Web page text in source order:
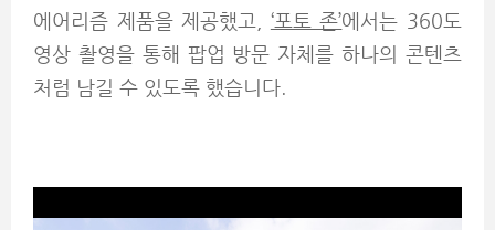
에어리즘 제품을 제공했고, ‘포토 존’에서는 360도
영상 촬영을 통해 팝업 방문 자체를 하나의 콘텐츠
처럼 남길 수 있도록 했습니다.